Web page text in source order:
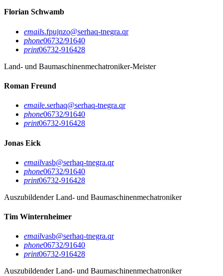
Florian Schwamb
emails.fpujnzo@serhaq-tnegra.qr
phone06732/91640
print06732-916428
Land- und Baumaschinenmechatroniker-Meister
Roman Freund
emaile.serhaq@serhaq-tnegra.qr
phone06732/91640
print06732-916428
Jonas Eick
emailvasb@serhaq-tnegra.qr
phone06732/91640
print06732-916428
Auszubildender Land- und Baumaschinenmechatroniker
Tim Winternheimer
emailvasb@serhaq-tnegra.qr
phone06732/91640
print06732-916428
Auszubildender Land- und Baumaschinenmechatroniker